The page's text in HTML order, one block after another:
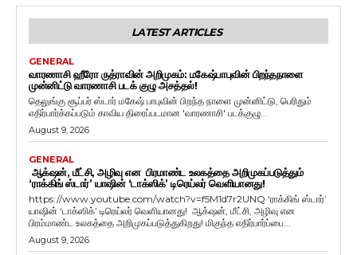
LATEST ARTICLES
GENERAL
வாரணாசி ஹீரோ ருத்ராவின் அறிமுகம்: மகேஷ்பாபுவின் பிறந்தநாளை
முன்னிட்டு வாரணாசி படக் குழு அசத்தல்!
தெலுங்கு சூப்பர் ஸ்டார் மகேஷ் பாபுவின் பிறந்த நாளை முன்னிட்டு, பெரிதும்
எதிர்பார்க்கப்படும் காவிய திரைப்படமான 'வாரணாசி' படக்குழு...
August 9, 2026
GENERAL
ஆக்‌ஷன், மீட்சி, அழிவு என பிரமாண்ட உலகத்தை அறிமுகப்படுத்தும்
‘ராக்கிங் ஸ்டார்’ யாஷின் ‘டாக்ஸிக்’ டிரெய்லர் வெளியானது!
https://www.youtube.com/watch?v=f5M1d7r2UNQ ‘ராக்கிங் ஸ்டார்’
யாஷின் ‘டாக்ஸிக்’ டிரெய்லர் வெளியானது! ஆக்‌ஷன், மீட்சி, அழிவு என
பிரம்மாண்ட உலகத்தை அறிமுகப்படுத்துகிறது! மிகுந்த எதிர்பார்ப்பை...
August 9, 2026